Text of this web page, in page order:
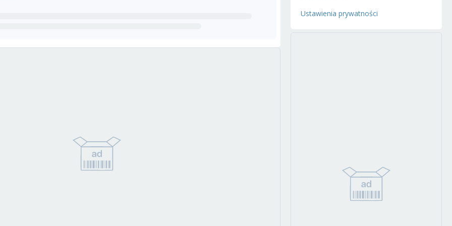
Ustawienia prywatności